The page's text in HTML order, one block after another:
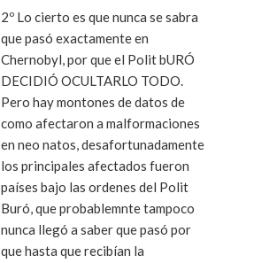
2º Lo cierto es que nunca se sabra
que pasó exactamente en
Chernobyl, por que el Polit bURÓ
DECIDIÓ OCULTARLO TODO.
Pero hay montones de datos de
como afectaron a malformaciones
en neo natos, desafortunadamente
los principales afectados fueron
países bajo las ordenes del Polit
Buró, que probablemnte tampoco
nunca llegó a saber que pasó por
que hasta que recibían la